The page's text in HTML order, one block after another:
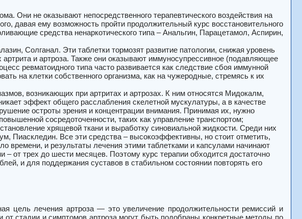
Они не оказывают непосредственного терапевтического воздействия на
давая ему возможность пройти продолжительный курс восстановительного
средства ненаркотического типа – Анальгин, Парацетамол, Аспирин,
Солганал. Эти таблетки тормозят развитие патологии, снижая уровень
и артроза. Также они оказывают иммуносупрессивное (подавляющее
ревматоидного типа часто развивается как следствие сбоя иммунной
на клетки собственного организма, как на чужеродные, стремясь к их
возникающих при артритах и артрозах. К ним относятся Мидокалм,
эффект общего расслабления скелетной мускулатуры, а в качестве
остроты зрения и концентрации внимания. Принимая их, нужно
сосредоточенности, таких как управление транспортом;
хрящевой ткани и выработку синовиальной жидкости. Среди них
Пиаскледин. Все эти средства – высокоэффективны, но стоит отметить,
времени, и результаты лечения этими таблетками и капсулами начинают
от трех до шести месяцев. Поэтому курс терапии обходится достаточно
и для поддержания суставов в стабильном состоянии повторять его
цель лечения артроза — это увеличение продолжительности ремиссий и
от стадии и симптомов артроза могут быть подобраны конкретные методы по